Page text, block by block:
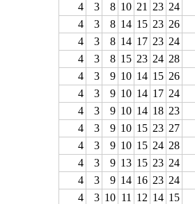
4
3 8 10 21 23 24
4
3 8 14 15 23 26
4
3 8 14 17 23 24
4
3 8 15 23 24 28
4
3 9 10 14 15 26
4
3 9 10 14 17 24
4
3 9 10 14 18 23
4
3 9 10 15 23 27
4
3 9 10 15 24 28
4
3 9 13 15 23 24
4
3 9 14 16 23 24
4
3 10 11 12 14 15